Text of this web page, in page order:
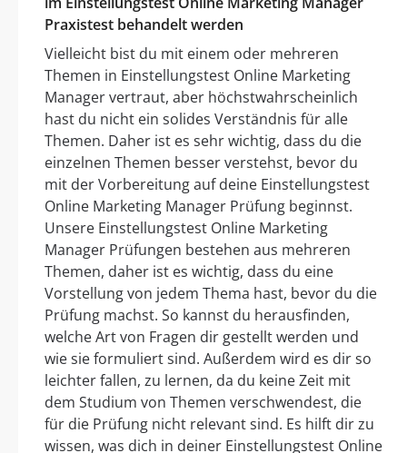
Praxistest behandelt werden
Vielleicht bist du mit einem oder mehreren
Themen in Einstellungstest Online Marketing
Manager vertraut, aber höchstwahrscheinlich
hast du nicht ein solides Verständnis für alle
Themen. Daher ist es sehr wichtig, dass du die
einzelnen Themen besser verstehst, bevor du
mit der Vorbereitung auf deine Einstellungstest
Online Marketing Manager Prüfung beginnst.
Unsere Einstellungstest Online Marketing
Manager Prüfungen bestehen aus mehreren
Themen, daher ist es wichtig, dass du eine
Vorstellung von jedem Thema hast, bevor du die
Prüfung machst. So kannst du herausfinden,
welche Art von Fragen dir gestellt werden und
wie sie formuliert sind. Außerdem wird es dir so
leichter fallen, zu lernen, da du keine Zeit mit
dem Studium von Themen verschwendest, die
für die Prüfung nicht relevant sind. Es hilft dir zu
wissen, was dich in deiner Einstellungstest Online